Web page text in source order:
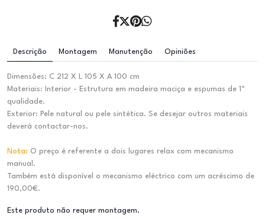
Descrição Montagem Manutenção Opiniões
Dimensões: C 212 X L 105 X A 100 cm
Materiais: Interior - Estrutura em madeira maciça e espumas de 1ª
qualidade.
Exterior: Pele natural ou pele sintética. Se desejar outros materiais
deverá contactar-nos.
Nota: O preço é referente a dois lugares relax com mecanismo
manual.
Também está disponível o mecanismo eléctrico com um acréscimo de
190,00€.
Este produto não requer montagem.